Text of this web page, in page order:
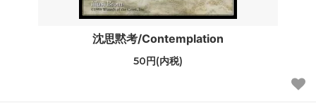
沈思黙考/Contemplation
50円(内税)